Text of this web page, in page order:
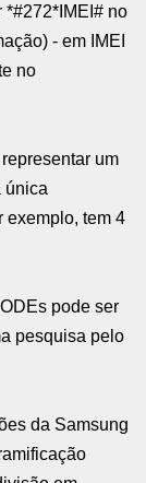
*#272*IMEI# no
- em IMEI
no
um
única
exemplo, tem 4
pode ser
pesquisa pelo
da Samsung